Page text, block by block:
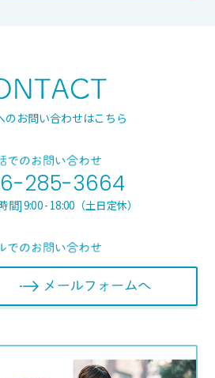
のお問い合わせはこちら
285-3664
間] 9:00 - 18:00（土日定休）